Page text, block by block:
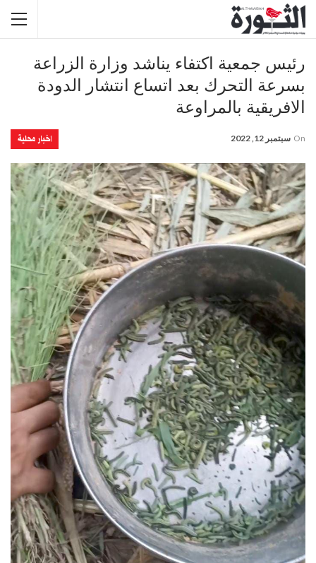
رئيس جمعية اكتفاء يناشد وزارة الزراعة
بسرعة التحرك بعد اتساع انتشار الدودة
الافريقية بالمراوعة
اخبار محلية On سبتمبر 12, 2022